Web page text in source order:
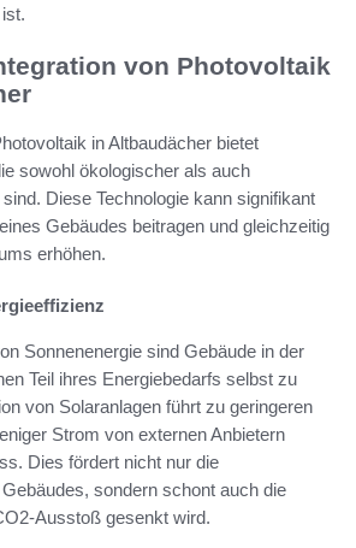
von Photovoltaik
in Altbaudächer bietet
sowohl ökologischer als auch
Diese Technologie kann signifikant
eines Gebäudes beitragen und gleichzeitig
erhöhen.
Sonnenenergie sind Gebäude in der
Teil ihres Energiebedarfs selbst zu
von Solaranlagen führt zu geringeren
Strom von externen Anbietern
Dies fördert nicht nur die
sondern schont auch die
Ausstoß gesenkt wird.